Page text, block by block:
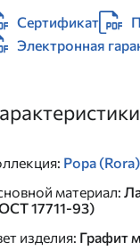
Сертификат
Электронная
: Рора (Rora)
материал:
17711-93)
изделия: Графит